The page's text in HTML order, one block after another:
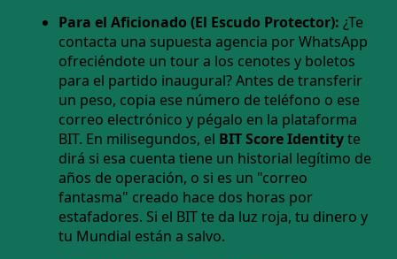
Para el Aficionado (El Escudo Protector): ¿Te
contacta una supuesta agencia por WhatsApp
ofreciéndote un tour a los cenotes y boletos
para el partido inaugural? Antes de transferir
un peso, copia ese número de teléfono o ese
correo electrónico y pégalo en la plataforma
BIT. En milisegundos, el BIT Score Identityte
dirá si esa cuenta tiene un historial legítimo de
años de operación, o si es un "correo
fantasma" creado hace dos horas por
estafadores. Si el BIT te da luz roja, tu dinero y
tu Mundial están a salvo.